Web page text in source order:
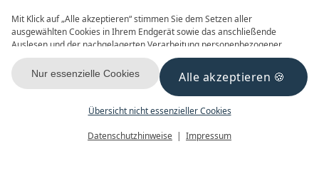
Mit Klick auf „Alle akzeptieren“ stimmen Sie dem Setzen aller
ausgewählten Cookies in Ihrem Endgerät sowie das anschließende
Auslesen und der nachgelagerten Verarbeitung personenbezogener
Daten (z.B. Ihrer IP-Adresse) durch uns und unseren Partnern zu. Falls
Sie damit nicht einverstanden sind, klicken Sie bitte auf „Nur essenzielle
Cookies“. Eine individuelle Auswahl können Sie unter „Übersicht nicht
essenzieller Cookies“ tätigen. Sie können Ihre Auswahl im Fußbereich
dieser Website oder in den Datenschutzhinweisen jederzeit aufrufen und
Alle akzeptieren
Nur essenzielle Cookies
Übersicht nicht essenzieller Cookies
Datenschutzhinweise Impressum
GutscheineBuchen
GUTSCHEINE NEWSLETTER